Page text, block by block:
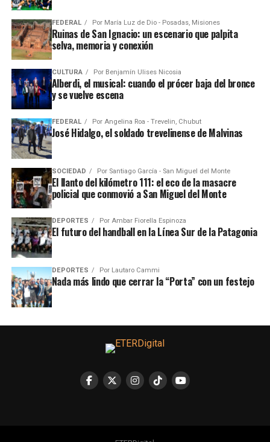
FEDERAL Por María Luz de Dio - Posadas, Misiones
Ruinas de San Ignacio: un escenario que palpita
selva, memoria y conexión
CULTURA Por Benjamín Ulises Nicosia
Alberdi, el musical: cuando el prócer baja del bronce
y se vuelve escena
FEDERAL Por Angelina Roa - Trevelin, Chubut
José Hidalgo, el soldado trevelinense de Malvinas
SOCIEDAD Por Santiago García - San Miguel del Monte
El llanto del kilómetro 111: el eco de la masacre
policial que conmovió a San Miguel del Monte
DEPORTES Por Ambar Fiorella Espinoza
El futuro del handball en la Línea Sur de la Patagonia
DEPORTES Por Lautaro Cammi
Nada más lindo que cerrar la “Porta” con un festejo